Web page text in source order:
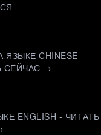
CHINESE
СЕЙЧАС →
ENGLISH - ЧИТАТЬ